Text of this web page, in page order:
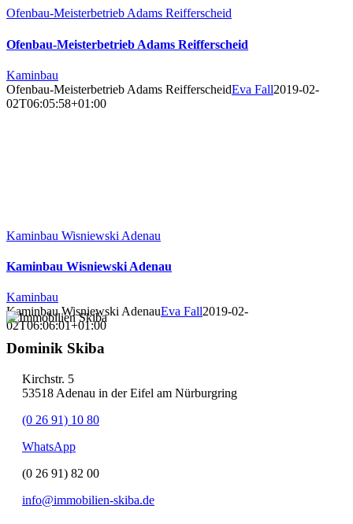
Ofenbau-Meisterbetrieb Adams Reifferscheid
Ofenbau-Meisterbetrieb Adams Reifferscheid
Kaminbau
Ofenbau-Meisterbetrieb Adams ReifferscheidEva Fall2019-02-
02T06:05:58+01:00
Kaminbau Wisniewski Adenau
Kaminbau Wisniewski Adenau
Kaminbau
Kaminbau Wisniewski AdenauEva Fall2019-02-
02T06:06:01+01:00
Dominik Skiba
Kirchstr. 5
53518 Adenau in der Eifel am Nürburgring
(0 26 91) 10 80
WhatsApp
(0 26 91) 82 00
info@immobilien-skiba.de